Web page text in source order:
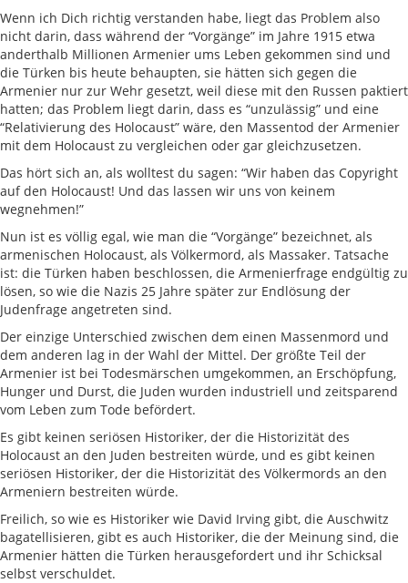
Wenn ich Dich richtig verstanden habe, liegt das Problem also
nicht darin, dass während der “Vorgänge” im Jahre 1915 etwa
anderthalb Millionen Armenier ums Leben gekommen sind und
die Türken bis heute behaupten, sie hätten sich gegen die
Armenier nur zur Wehr gesetzt, weil diese mit den Russen paktiert
hatten; das Problem liegt darin, dass es “unzulässig” und eine
“Relativierung des Holocaust” wäre, den Massentod der Armenier
mit dem Holocaust zu vergleichen oder gar gleichzusetzen.
Das hört sich an, als wolltest du sagen: “Wir haben das Copyright
auf den Holocaust! Und das lassen wir uns von keinem
wegnehmen!”
Nun ist es völlig egal, wie man die “Vorgänge” bezeichnet, als
armenischen Holocaust, als Völkermord, als Massaker. Tatsache
ist: die Türken haben beschlossen, die Armenierfrage endgültig zu
lösen, so wie die Nazis 25 Jahre später zur Endlösung der
Judenfrage angetreten sind.
Der einzige Unterschied zwischen dem einen Massenmord und
dem anderen lag in der Wahl der Mittel. Der größte Teil der
Armenier ist bei Todesmärschen umgekommen, an Erschöpfung,
Hunger und Durst, die Juden wurden industriell und zeitsparend
vom Leben zum Tode befördert.
Es gibt keinen seriösen Historiker, der die Historizität des
Holocaust an den Juden bestreiten würde, und es gibt keinen
seriösen Historiker, der die Historizität des Völkermords an den
Armeniern bestreiten würde.
Freilich, so wie es Historiker wie David Irving gibt, die Auschwitz
bagatellisieren, gibt es auch Historiker, die der Meinung sind, die
Armenier hätten die Türken herausgefordert und ihr Schicksal
selbst verschuldet.